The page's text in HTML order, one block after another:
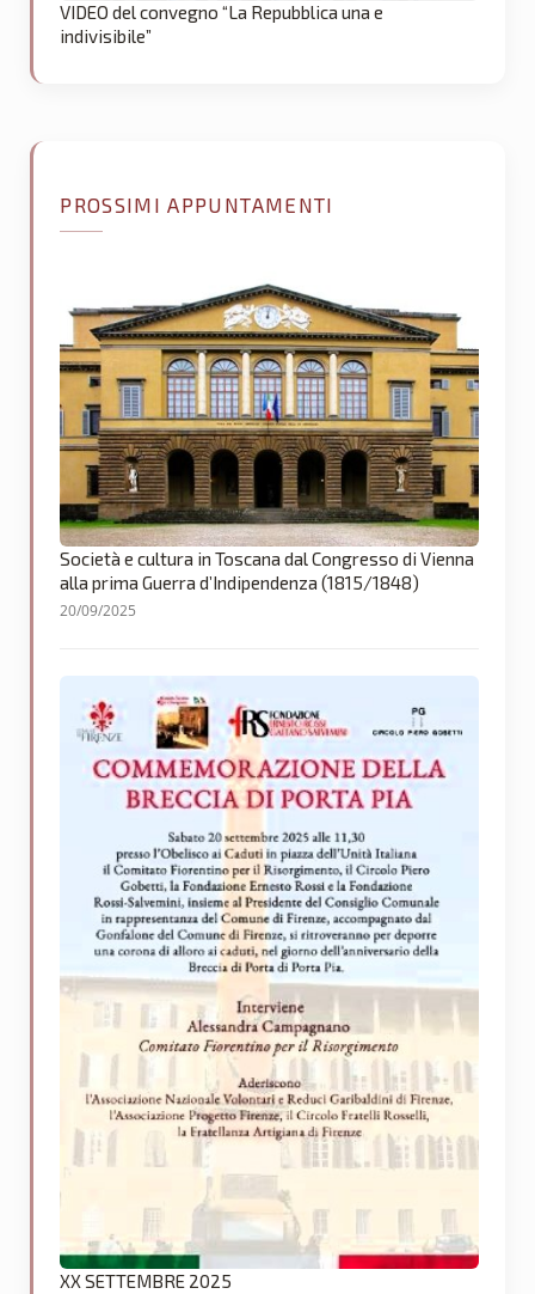
VIDEO del convegno “La Repubblica una e
indivisibile”
PROSSIMI APPUNTAMENTI
Società e cultura in Toscana dal Congresso di Vienna
alla prima Guerra d’Indipendenza (1815/1848)
20/09/2025
XX SETTEMBRE 2025